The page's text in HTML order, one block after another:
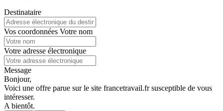
Destinataire
Vos coordonnées Votre nom
Votre adresse électronique
Message
Bonjour,
Voici une offre parue sur le site francetravail.fr susceptible de vous
intéresser.
A bientôt.